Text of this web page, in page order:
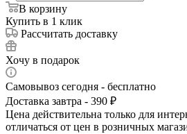
В корзину
Купить в 1 клик
Рассчитать доставку
Хочу в подарок
Самовывоз сегодня - бесплатно
Доставка завтра - 390 ₽
Цена действительна только для
отличаться от цен в розничных